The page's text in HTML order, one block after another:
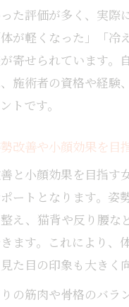
た評価が多く、実際
が軽くなった」「冷
寄せられています。
施術者の資格や経験
トです。
改善や小顔効果を目
と小顔効果を目指す
ートとなります。姿
え、猫背や反り腰な
ます。これにより、
た目の印象も大きく
の筋肉や骨格のバラ